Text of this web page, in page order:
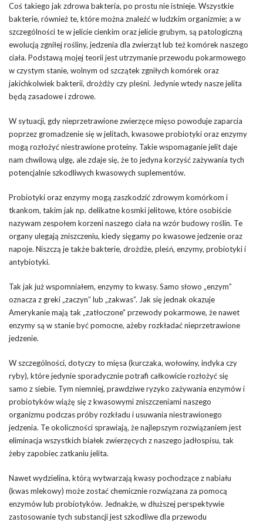
Coś takiego jak zdrowa bakteria, po prostu nie istnieje. Wszystkie
bakterie, również te, które można znaleźć w ludzkim organizmie; a w
szczególności te w jelicie cienkim oraz jelicie grubym, są patologiczną
ewolucją zgniłej rośliny, jedzenia dla zwierząt lub też komórek naszego
ciała. Podstawą mojej teorii jest utrzymanie przewodu pokarmowego
w czystym stanie, wolnym od szczątek zgniłych komórek oraz
jakichkolwiek bakterii, drożdży czy pleśni. Jedynie wtedy nasze jelita
będą zasadowe i zdrowe.
W sytuacji, gdy nieprzetrawione zwierzęce mięso powoduje zaparcia
poprzez gromadzenie się w jelitach, kwasowe probiotyki oraz enzymy
mogą rozłożyć niestrawione proteiny. Takie wspomaganie jelit daje
nam chwilową ulgę, ale zdaje się, że to jedyna korzyść zażywania tych
potencjalnie szkodliwych kwasowych suplementów.
Probiotyki oraz enzymy mogą zaszkodzić zdrowym komórkom i
tkankom, takim jak np. delikatne kosmki jelitowe, które osobiście
nazywam zespołem korzeni naszego ciała na wzór budowy roślin. Te
organy ulegają zniszczeniu, kiedy sięgamy po kwasowe jedzenie oraz
napoje. Niszczą je także bakterie, drożdże, pleśń, enzymy, probiotyki i
antybiotyki.
Tak jak już wspomniałem, enzymy to kwasy. Samo słowo „enzym”
oznacza z greki „zaczyn” lub „zakwas”. Jak się jednak okazuje
Amerykanie mają tak „zatłoczone” przewody pokarmowe, że nawet
enzymy są w stanie być pomocne, ażeby rozkładać nieprzetrawione
jedzenie.
W szczególności, dotyczy to mięsa (kurczaka, wołowiny, indyka czy
ryby), które jedynie sporadycznie potrafi całkowicie rozłożyć się
samo z siebie. Tym niemniej, prawdziwe ryzyko zażywania enzymów i
probiotyków wiążę się z kwasowymi zniszczeniami naszego
organizmu podczas próby rozkładu i usuwania niestrawionego
jedzenia. Te okoliczności sprawiają, że najlepszym rozwiązaniem jest
eliminacja wszystkich białek zwierzęcych z naszego jadłospisu, tak
żeby zapobiec zatkaniu jelita.
Nawet wydzielina, którą wytwarzają kwasy pochodzące z nabiału
(kwas mlekowy) może zostać chemicznie rozwiązana za pomocą
enzymów lub probiotyków. Jednakże, w dłuższej perspektywie
zastosowanie tych substancji jest szkodliwe dla przewodu